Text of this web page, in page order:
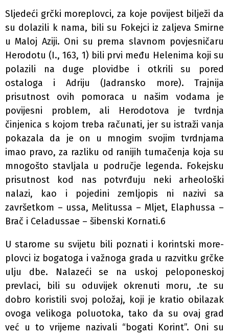
Sljedeći grčki moreplovci, za koje povijest bilježi da
su dolazili k nama, bili su Fokejci iz zaljeva Smirne
u Maloj Aziji. Oni su prema slavnom povjesničaru
Herodotu (I., 163, 1) bili prvi među Helenima koji su
polazili na duge plovidbe i otkrili su pored
ostaloga i Adriju (Jadransko more). Trajnija
prisutnost ovih pomoraca u našim vodama je
povijesni problem, ali Herodotova je tvrdnja
činjenica s kojom treba računati, jer su istraži­ vanja
pokazala da je on u mnogim svojim tvrdnjama
imao pravo, za razliku od ranijih tumačenja koja su
mnogošto stavljala u područje legenda. Fokejsku
prisutnost kod nas potvrđuju neki arheološki
nalazi, kao i pojedini zemljopis­ ni nazivi sa
završetkom – ussa, Melitussa – Mljet, Elaphussa –
Brač i Celadussae – šibenski Kornati.6
U starome su svijetu bili poznati i korintski more­
plovci iz bogatoga i važnoga grada u razvitku grčke
ulju­ dbe. Nalazeći se na uskoj peloponeskoj
prevlaci, bili su oduvijek okrenuti moru, .te su
dobro koristili svoj položaj, koji je kratio obilazak
ovoga velikoga poluotoka, tako da su ovaj grad
već u to vrijeme nazivali “bogati Korint”. Oni su